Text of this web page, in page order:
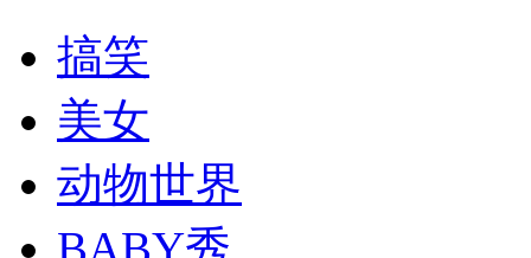
走！跟着总书记去植树
消防员救轻生者
搞笑
美女
动物世界
BABY秀